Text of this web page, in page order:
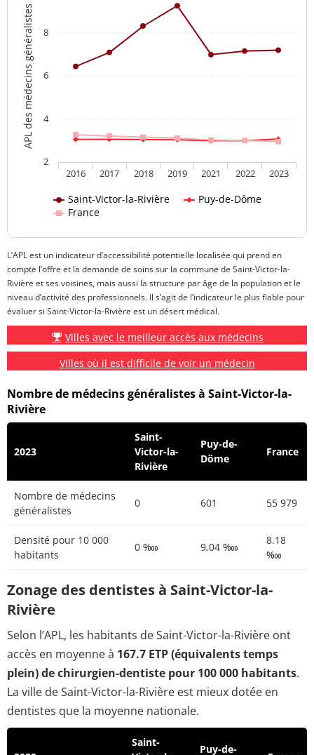
APL des médecins généralistes
Saint-Victor-la-Rivière
Puy-de-Dôme
France
2016 2017 2018 2019 2021 2022 2023
2
4
6
8
L’APL est un indicateur d’accessibilité potentielle localisée qui prend en
compte l’offre et la demande de soins sur la commune de Saint-Victor-la-
Rivière et ses voisines, mais aussi la structure par âge de la population et le
niveau d’activité des professionnels. Il s’agit de l’indicateur le plus fiable pour
évaluer si Saint-Victor-la-Rivière est un désert médical.
Villes avec le meilleur accès aux médecins
Villes où il est difficile de voir un médecin
Nombre de médecins généralistes à Saint-Victor-la-
Rivière
2023
Saint-
Victor-la-
Rivière
Puy-de-
Dôme
France
Nombre de médecins
généralistes
0 601 55 979
Densité pour 10 000
habitants
0 ‱ 9.04 ‱
8.18
‱
Zonage des dentistes à Saint-Victor-la-
Rivière
Selon l’APL, les habitants de Saint-Victor-la-Rivière ont
accès en moyenne à 167.7 ETP (équivalents temps
plein) de chirurgien-dentiste pour 100 000 habitants.
La ville de Saint-Victor-la-Rivière est mieux dotée en
dentistes que la moyenne nationale.
Saint-
Puy-de-